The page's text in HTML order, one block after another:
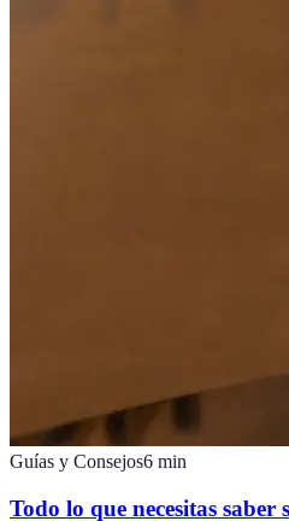
Guías y Consejos6 min
Todo lo que necesitas saber